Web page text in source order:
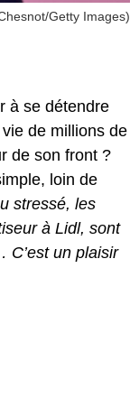
Getty Images)
à se détendre
de millions de
de son front ?
loin de
stressé, les
à Lidl, sont
C’est un plaisir